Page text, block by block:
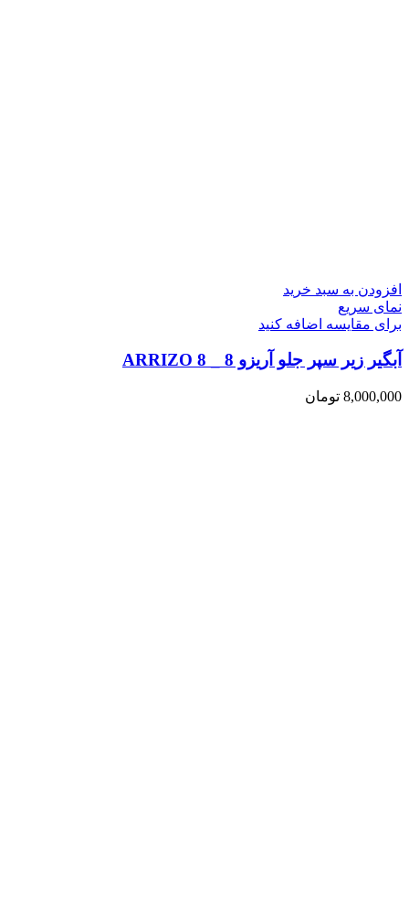
افزودن به سبد خرید
نمای سریع
برای مقایسه اضافه کنید
آبگیر زیر سپر جلو آریزو 8 _ ARRIZO 8
8,000,000 تومان